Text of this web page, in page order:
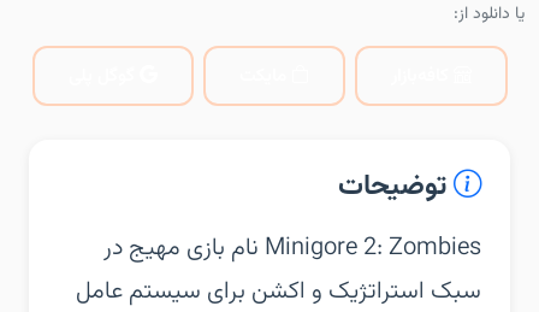
یا دانلود از:
توضیحات
‏‏Minigore 2: Zombies نام بازی مهیج در
سبک استراتژیک و اکشن برای سیستم عامل